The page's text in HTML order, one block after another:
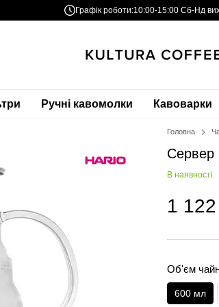
Графік роботи:10:00-15:00 Сб-Нд
Ручні кавомолки Кавоварки
Головна
Сервер
В наявності
1 122
Об'єм
600 мл